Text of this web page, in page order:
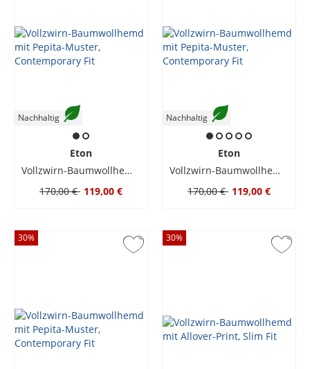
Nachhaltig
Eton
Vollzwirn-Baumwollhemd mit Pepita-Muster, Contemporary Fit
170,00 € 119,00 €
Nachhaltig
Eton
Vollzwirn-Baumwollhemd mit Pepita-Muster, Contemporary Fit
170,00 € 119,00 €
30% 30%